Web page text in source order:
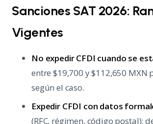
Sanciones SAT 2026:
Vigentes
No expedir CFDI cuando se
entre $19,700 y $112,650 MXN
según el caso.
Expedir CFDI con datos
(RFC, régimen, código postal):